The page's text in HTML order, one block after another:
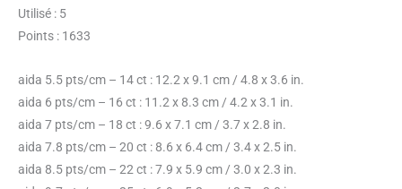
Utilisé : 5
Points : 1633
aida 5.5 pts/cm – 14 ct : 12.2 x 9.1 cm / 4.8 x 3.6 in.
aida 6 pts/cm – 16 ct : 11.2 x 8.3 cm / 4.2 x 3.1 in.
aida 7 pts/cm – 18 ct : 9.6 x 7.1 cm / 3.7 x 2.8 in.
aida 7.8 pts/cm – 20 ct : 8.6 x 6.4 cm / 3.4 x 2.5 in.
aida 8.5 pts/cm – 22 ct : 7.9 x 5.9 cm / 3.0 x 2.3 in.